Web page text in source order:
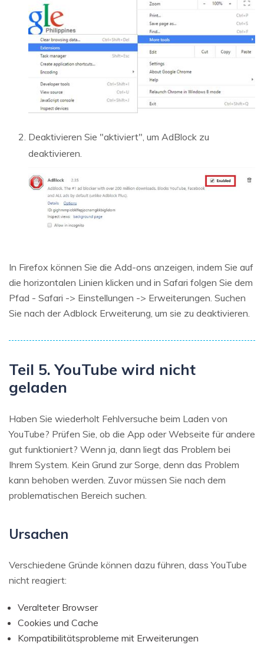
Deaktivieren Sie "aktiviert", um AdBlock zu
deaktivieren.
In Firefox können Sie die Add-ons anzeigen, indem Sie auf
die horizontalen Linien klicken und in Safari folgen Sie dem
Pfad - Safari -> Einstellungen -> Erweiterungen. Suchen
Sie nach der Adblock Erweiterung, um sie zu deaktivieren.
Teil 5. YouTube wird nicht
geladen
Haben Sie wiederholt Fehlversuche beim Laden von
YouTube? Prüfen Sie, ob die App oder Webseite für andere
gut funktioniert? Wenn ja, dann liegt das Problem bei
Ihrem System. Kein Grund zur Sorge, denn das Problem
kann behoben werden. Zuvor müssen Sie nach dem
problematischen Bereich suchen.
Ursachen
Verschiedene Gründe können dazu führen, dass YouTube
nicht reagiert:
Veralteter Browser
Cookies und Cache
Kompatibilitätsprobleme mit Erweiterungen